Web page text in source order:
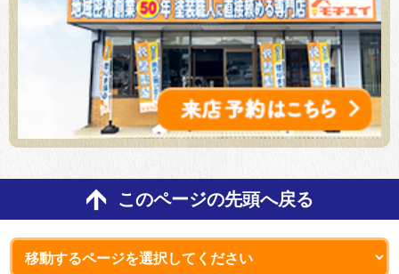
このページの先頭へ戻る